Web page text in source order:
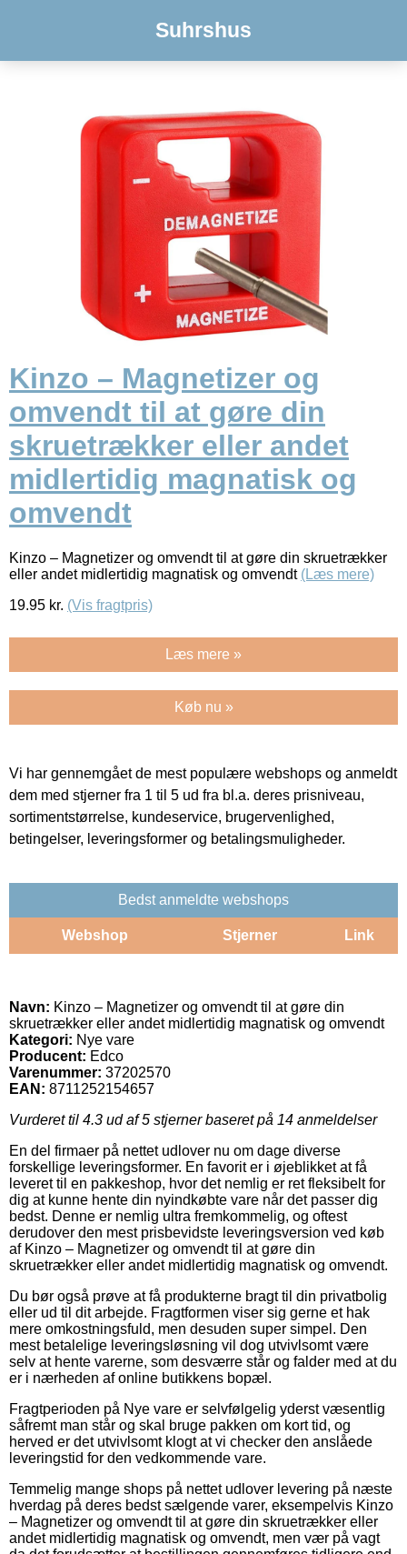
Suhrshus
Kinzo – Magnetizer og
omvendt til at gøre din
skruetrækker eller andet
midlertidig magnatisk og
omvendt
Kinzo – Magnetizer og omvendt til at gøre din skruetrækker
eller andet midlertidig magnatisk og omvendt (Læs mere)
19.95 kr. (Vis fragtpris)
Læs mere »
Køb nu »
Vi har gennemgået de mest populære webshops og anmeldt
dem med stjerner fra 1 til 5 ud fra bl.a. deres prisniveau,
sortimentstørrelse, kundeservice, brugervenlighed,
betingelser, leveringsformer og betalingsmuligheder.
Bedst anmeldte webshops
Webshop Stjerner Link
Navn: Kinzo – Magnetizer og omvendt til at gøre din
skruetrækker eller andet midlertidig magnatisk og omvendt
Kategori: Nye vare
Producent: Edco
Varenummer: 37202570
EAN: 8711252154657
Vurderet til 4.3 ud af 5 stjerner baseret på 14 anmeldelser
En del firmaer på nettet udlover nu om dage diverse
forskellige leveringsformer. En favorit er i øjeblikket at få
leveret til en pakkeshop, hvor det nemlig er ret fleksibelt for
dig at kunne hente din nyindkøbte vare når det passer dig
bedst. Denne er nemlig ultra fremkommelig, og oftest
derudover den mest prisbevidste leveringsversion ved køb
af Kinzo – Magnetizer og omvendt til at gøre din
skruetrækker eller andet midlertidig magnatisk og omvendt.
Du bør også prøve at få produkterne bragt til din privatbolig
eller ud til dit arbejde. Fragtformen viser sig gerne et hak
mere omkostningsfuld, men desuden super simpel. Den
mest betalelige leveringsløsning vil dog utvivlsomt være
selv at hente varerne, som desværre står og falder med at du
er i nærheden af online butikkens bopæl.
Fragtperioden på Nye vare er selvfølgelig yderst væsentlig
såfremt man står og skal bruge pakken om kort tid, og
herved er det utvivlsomt klogt at vi checker den anslåede
leveringstid for den vedkommende vare.
Temmelig mange shops på nettet udlover levering på næste
hverdag på deres bedst sælgende varer, eksempelvis Kinzo
– Magnetizer og omvendt til at gøre din skruetrækker eller
andet midlertidig magnatisk og omvendt, men vær på vagt